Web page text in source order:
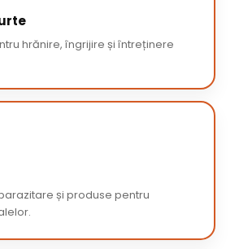
hrănire, îngrijire și întreținere
și produse pentru